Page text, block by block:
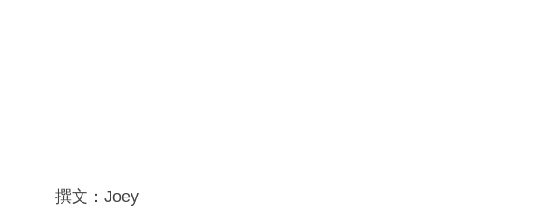
撰文：Joey